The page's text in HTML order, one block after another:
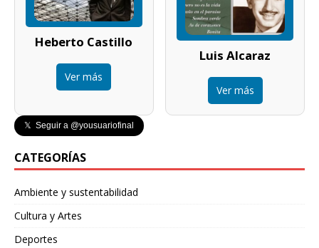
Heberto Castillo
Ver más
Luis Alcaraz
Ver más
𝕏 Seguir a @yousuariofinal
CATEGORÍAS
Ambiente y sustentabilidad
Cultura y Artes
Deportes